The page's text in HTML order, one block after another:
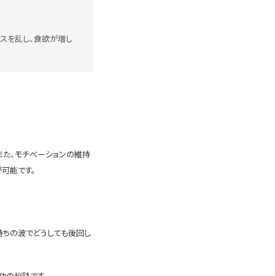
を乱し、食欲が増し
、モチベーションの維持
能です。
の波でどうしても後回し